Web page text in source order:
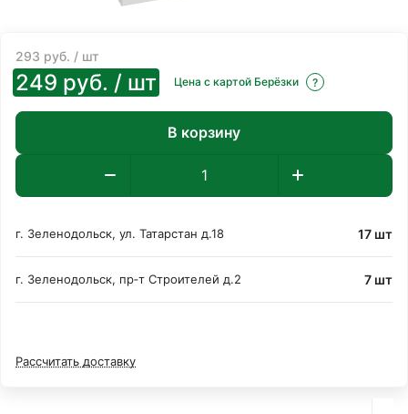
293 руб. / шт
249 руб. / шт Цена с картой Берёзки ?
В корзину
г. Зеленодольск, ул. Татарстан д.18 17 шт
г. Зеленодольск, пр‑т Строителей д.2 7 шт
Рассчитать доставку